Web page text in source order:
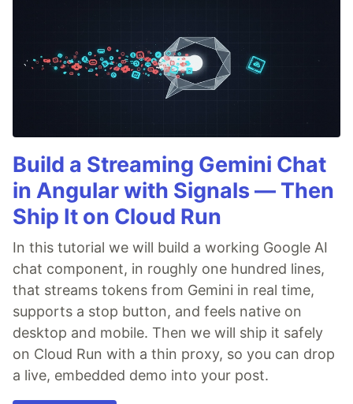
Build a Streaming Gemini Chat
in Angular with Signals — Then
Ship It on Cloud Run
In this tutorial we will build a working Google AI
chat component, in roughly one hundred lines,
that streams tokens from Gemini in real time,
supports a stop button, and feels native on
desktop and mobile. Then we will ship it safely
on Cloud Run with a thin proxy, so you can drop
a live, embedded demo into your post.